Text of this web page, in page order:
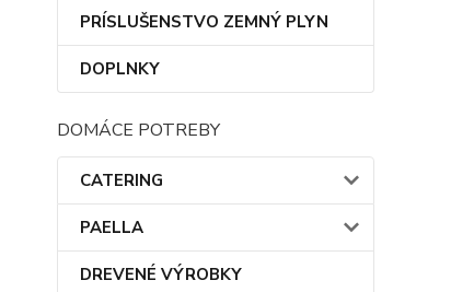
PRÍSLUŠENSTVO ZEMNÝ PLYN
DOPLNKY
DOMÁCE POTREBY
CATERING
PAELLA
DREVENÉ VÝROBKY